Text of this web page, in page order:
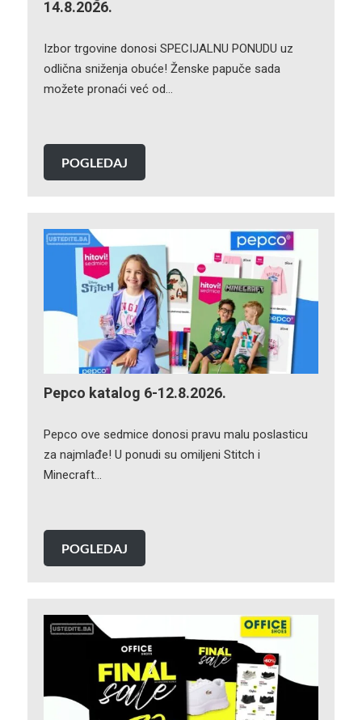
14.8.2026.
Izbor trgovine donosi SPECIJALNU PONUDU uz
odlična sniženja obuće! Ženske papuče sada
možete pronaći već od…
POGLEDAJ
Pepco katalog 6-12.8.2026.
Pepco ove sedmice donosi pravu malu poslasticu
za najmlađe! U ponudi su omiljeni Stitch i
Minecraft…
POGLEDAJ